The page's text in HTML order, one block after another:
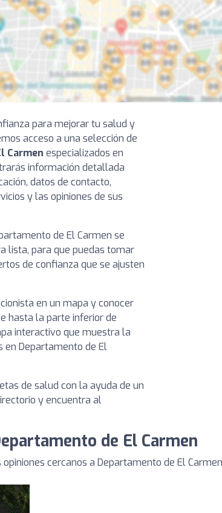
para mejorar tu salud y
acceso a una selección de
Carmen especializados en
información detallada
datos de contacto,
y las opiniones de sus
de El Carmen se
lista, para que puedas tomar
de confianza que se ajusten
en un mapa y conocer
hasta la parte inferior de
interactivo que muestra la
en Departamento de El
de salud con la ayuda de un
y encuentra al
de El Carmen
cercanos a Departamento de El